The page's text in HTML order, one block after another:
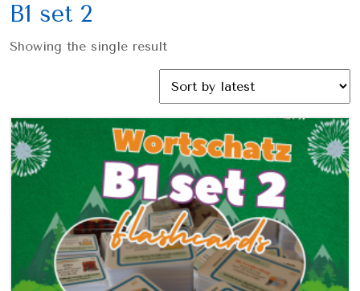
B1 set 2
Showing the single result